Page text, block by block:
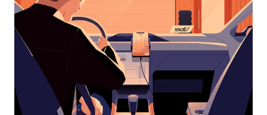
زر
الخروج
لإغلاق
التقويم.